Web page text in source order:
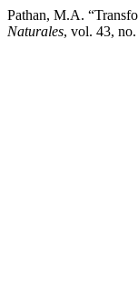
Pathan, M.A.
Naturales, vol. 43,